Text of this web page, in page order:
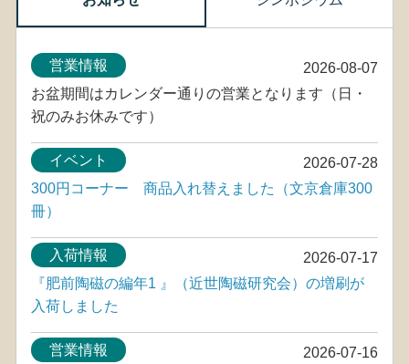
2026-08-07
営業情報
お盆期間はカレンダー通りの営業となります（日・
祝のみお休みです）
2026-07-28
イベント
300円コーナー 商品入れ替えました（文京倉庫300
冊）
2026-07-17
入荷情報
『肥前陶磁の編年1 』（近世陶磁研究会）の増刷が
入荷しました
2026-07-16
営業情報